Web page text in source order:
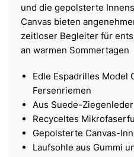
und die gepolsterte
Canvas bieten
zeitloser Begleiter für
an warmen Sommertagen
Edle Espadrilles Model
Fersenriemen
Aus Suede-Ziegenleder
Recyceltes
Gepolsterte Canvas-
Laufsohle aus Gummi